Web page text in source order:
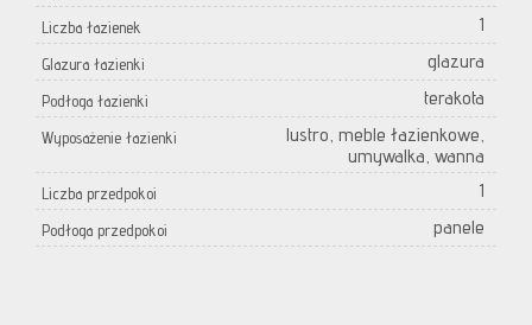
Liczba łazienek 1
Glazura łazienki glazura
Podłoga łazienki terakota
Wyposażenie łazienki
lustro, meble łazienkowe,
umywalka, wanna
Liczba przedpokoi 1
Podłoga przedpokoi panele